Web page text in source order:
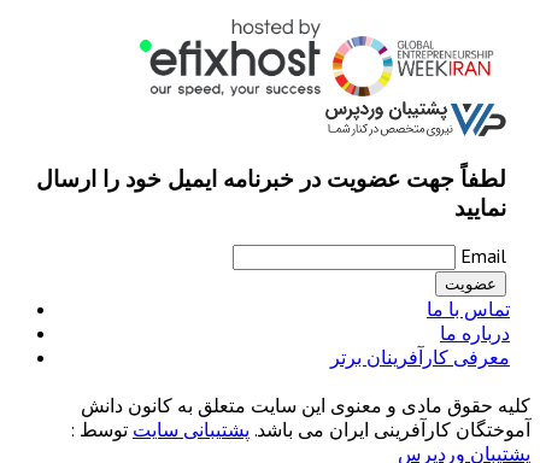
لطفاً جهت عضویت در خبرنامه ایمیل خود را ارسال
نمایید
Email
تماس با ما
درباره ما
معرفی کارآفرینان برتر
کلیه حقوق مادی و معنوی این سایت متعلق به کانون دانش
آموختگان کارآفرینی ایران می باشد. پشتیبانی سایت توسط :
پشتیبان وردپرس